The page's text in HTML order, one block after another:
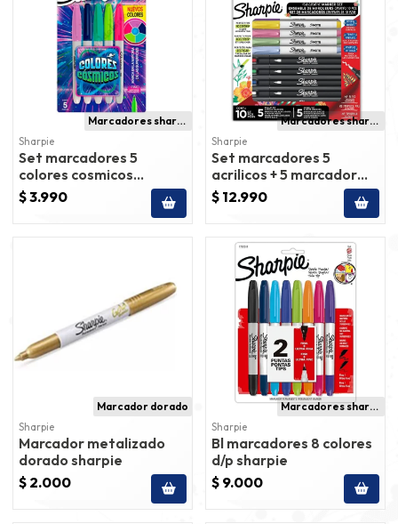
Marcadores sharpie
Sharpie
Set marcadores 5
colores cosmicos
sharpie
$ 3.990
Marcadores sharpie
Sharpie
Set marcadores 5
acrilicos + 5 marcador
notes sharpie
$ 12.990
Marcador dorado
Sharpie
Marcador metalizado
dorado sharpie
$ 2.000
Marcadores sharpie
Sharpie
Bl marcadores 8 colores
d/p sharpie
$ 9.000